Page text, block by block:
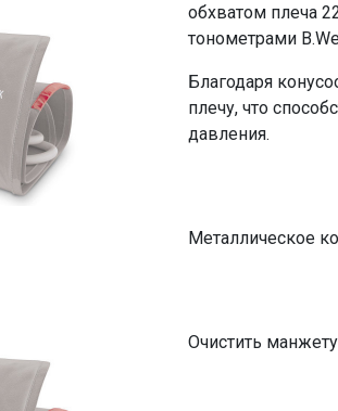
обхватом плеча
тонометрами
Благодаря
плечу, что
давления.
Металлическое
Очистить